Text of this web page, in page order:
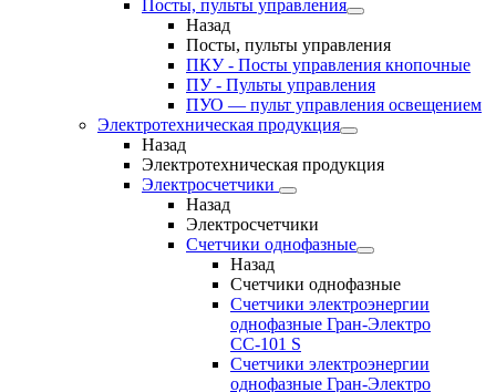
Посты, пульты управления
Назад
Посты, пульты управления
ПКУ - Посты управления кнопочные
ПУ - Пульты управления
ПУО — пульт управления освещением
Электротехническая продукция
Назад
Электротехническая продукция
Электросчетчики
Назад
Электросчетчики
Счетчики однофазные
Назад
Счетчики однофазные
Счетчики электроэнергии
однофазные Гран-Электро
СС-101 S
Счетчики электроэнергии
однофазные Гран-Электро